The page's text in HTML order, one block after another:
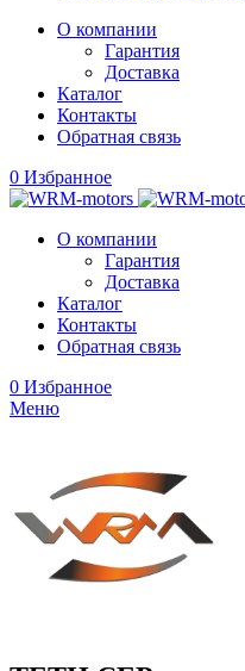
О компании
Гарантия
Доставка
Каталог
Контакты
Обратная связь
0 Избранное
О компании
Гарантия
Доставка
Каталог
Контакты
Обратная связь
0 Избранное
Меню